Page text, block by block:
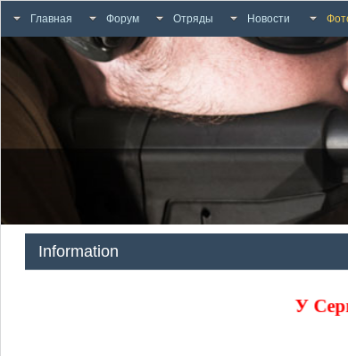
Главная Форум Отряды Новости
Information
У